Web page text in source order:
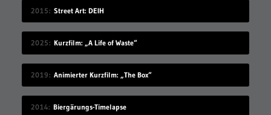
2015 Street Art: DEIH
2025 Kurzfilm: „A Life of Waste“
2019 Animierter Kurzfilm: „The Box“
2014 Biergärungs-Timelapse